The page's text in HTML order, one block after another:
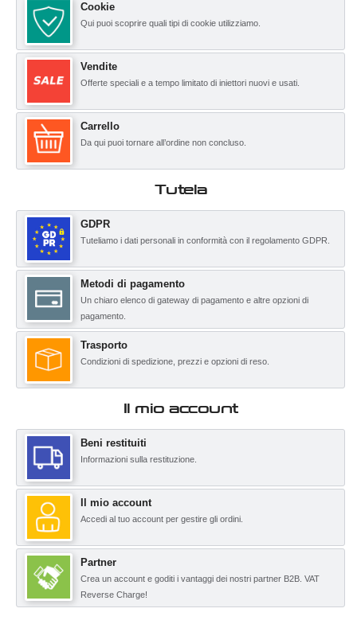
Cookie
Qui puoi scoprire quali tipi di cookie utilizziamo.
Vendite
Offerte speciali e a tempo limitato di iniettori nuovi e usati.
Carrello
Da qui puoi tornare all’ordine non concluso.
Tutela
GDPR
Tuteliamo i dati personali in conformità con il regolamento GDPR.
Metodi di pagamento
Un chiaro elenco di gateway di pagamento e altre opzioni di
pagamento.
Trasporto
Condizioni di spedizione, prezzi e opzioni di reso.
Il mio account
Beni restituiti
Informazioni sulla restituzione.
Il mio account
Accedi al tuo account per gestire gli ordini.
Partner
Crea un account e goditi i vantaggi dei nostri partner B2B. VAT
Reverse Charge!